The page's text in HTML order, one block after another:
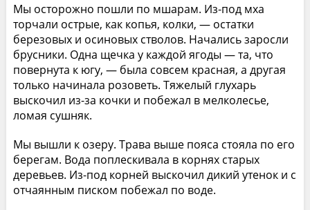
Мы осторожно пошли по мшарам. Из-под мха
торчали острые, как копья, колки, — остатки
березовых и осиновых стволов. Начались заросли
брусники. Одна щечка у каждой ягоды — та, что
повернута к югу, — была совсем красная, а другая
только начинала розоветь. Тяжелый глухарь
выскочил из-за кочки и побежал в мелколесье,
ломая сушняк.
Мы вышли к озеру. Трава выше пояса стояла по его
берегам. Вода поплескивала в корнях старых
деревьев. Из-под корней выскочил дикий утенок и с
отчаянным писком побежал по воде.